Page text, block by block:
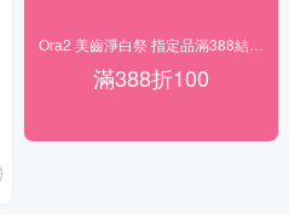
滿388折100